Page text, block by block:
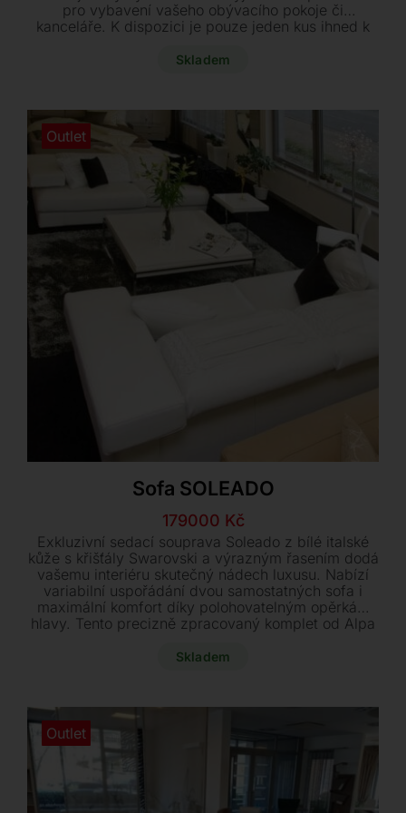
pro vybavení vašeho obývacího pokoje či
kanceláře. K dispozici je pouze jeden kus ihned k
Skladem
Outlet
Sofa SOLEADO
Původní
cena
byla:
309600 Kč.
179000 Kč
Aktuální
cena
je:
179000 Kč.
Exkluzivní sedací souprava Soleado z bílé italské
kůže s křišťály Swarovski a výrazným řasením dodá
vašemu interiéru skutečný nádech luxusu. Nabízí
variabilní uspořádání dvou samostatných sofa i
maximální komfort díky polohovatelným opěrkám
hlavy. Tento precizně zpracovaný komplet od Alpa
cenu.
Skladem
Outlet